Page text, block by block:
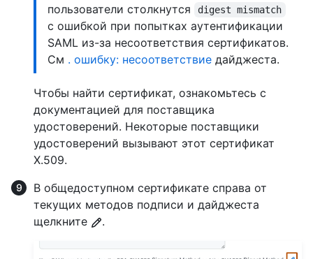
пользователи столкнутся
digest mismatch
с ошибкой при попытках аутентификации
SAML из-за несоответствия сертификатов.
См . ошибку: несоответствие дайджеста.
Чтобы найти сертификат, ознакомьтесь с
документацией для поставщика
удостоверений. Некоторые поставщики
удостоверений вызывают этот сертификат
X.509.
В общедоступном сертификате справа от
текущих методов подписи и дайджеста
щелкните
.